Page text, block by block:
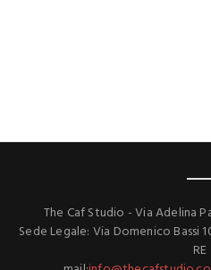
The Caf Studio - Via Adelina
Sede Legale: Via Domenico Bassi
RE